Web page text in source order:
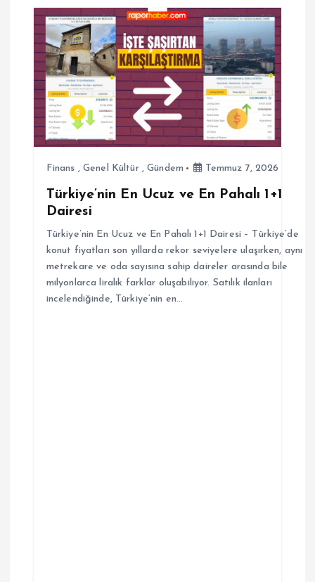
z
n
m
Finans ,Genel Kültür,Gündem Temmuz 7, 2026
Türkiye’nin En Ucuz ve En Pahalı 1+1
Dairesi
Türkiye’nin En Ucuz ve En Pahalı 1+1 Dairesi – Türkiye’de
konut fiyatları son yıllarda rekor seviyelere ulaşırken, aynı
metrekare ve oda sayısına sahip daireler arasında bile
milyonlarca liralık farklar oluşabiliyor. Satılık ilanları
incelendiğinde, Türkiye’nin en…